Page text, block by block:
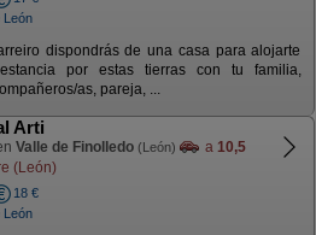
León
dispondrás de una casa para alojarte
por estas tierras con tu familia,
as, pareja, ...
Arti
Valle de Finolledo (León) a 10,5
(León)
18 €
León